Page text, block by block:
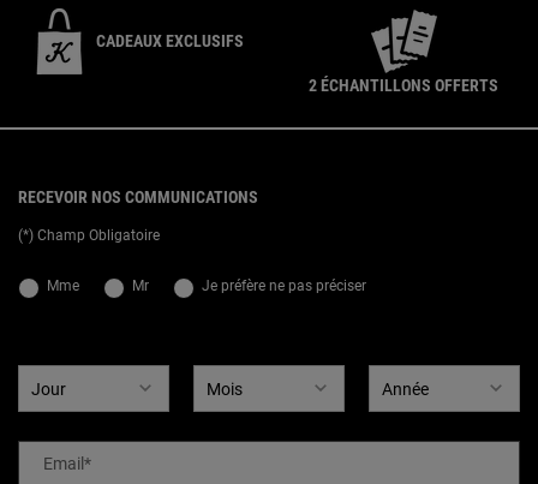
CADEAUX EXCLUSIFS
2 ÉCHANTILLONS OFFERTS
RECEVOIR NOS COMMUNICATIONS
(*) Champ Obligatoire
newslettersignup.title.legend
Mme Mr Je préfère ne pas préciser
Email*